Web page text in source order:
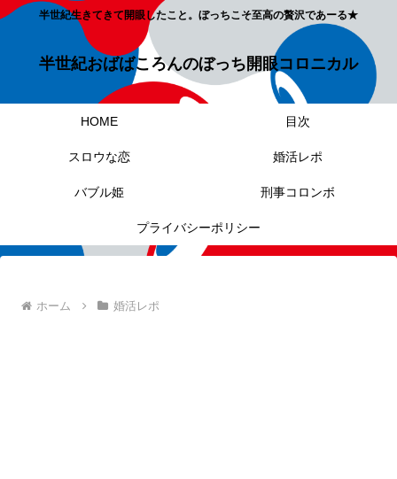
半世紀生きてきて開眼したこと。ぼっちこそ至高の贅沢であーる★
半世紀おばばころんのぼっち開眼コロニカル
HOME 目次
スロウな恋 婚活レポ
バブル姫 刑事コロンボ
プライバシーポリシー
ホーム 婚活レポ